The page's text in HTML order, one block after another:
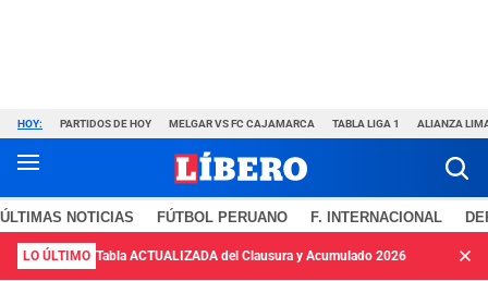
HOY: PARTIDOS DE HOY MELGAR VS FC CAJAMARCA TABLA LIGA 1 ALIANZA
ÚLTIMAS NOTICIAS FÚTBOL PERUANO F. INTERNACIONAL
LO ÚLTIMO Tabla ACTUALIZADA del Clausura y Acumulado 2026